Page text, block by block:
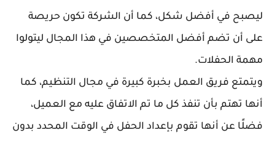
ليصبح في أفضل شكل، كما أن الشركة تكون حريصة
على أن تضم أفضل المتخصصين في هذا المجال ليتولوا
مهمة الحفلات.
ويتمتع فريق العمل بخبرة كبيرة في مجال التنظيم، كما
أنها تهتم بأن تنفذ كل ما تم الاتفاق عليه مع العميل،
فضلًا عن أنها تقوم بإعداد الحفل في الوقت المحدد بدون